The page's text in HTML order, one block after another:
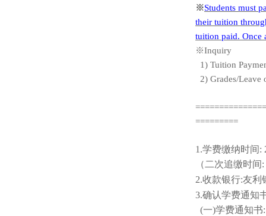
※Students must
their tuition
tuition paid. Once
※Inquiry
1) Tuition
2) Grades/Leave
=========
1.学费缴纳时间:
（二次追缴时间
2.收款银行:友利
3.确认学费通知
(一)学费通知书: